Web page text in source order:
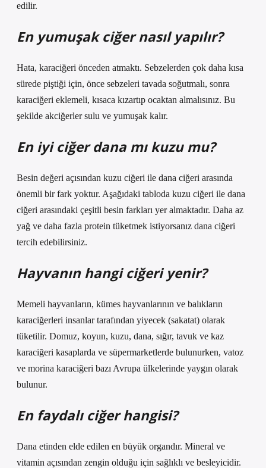
edilir.
En yumuşak ciğer nasıl yapılır?
Hata, karaciğeri önceden atmaktı. Sebzelerden çok daha kısa
sürede piştiği için, önce sebzeleri tavada soğutmalı, sonra
karaciğeri eklemeli, kısaca kızartıp ocaktan almalısınız. Bu
şekilde akciğerler sulu ve yumuşak kalır.
En iyi ciğer dana mı kuzu mu?
Besin değeri açısından kuzu ciğeri ile dana ciğeri arasında
önemli bir fark yoktur. Aşağıdaki tabloda kuzu ciğeri ile dana
ciğeri arasındaki çeşitli besin farkları yer almaktadır. Daha az
yağ ve daha fazla protein tüketmek istiyorsanız dana ciğeri
tercih edebilirsiniz.
Hayvanın hangi ciğeri yenir?
Memeli hayvanların, kümes hayvanlarının ve balıkların
karaciğerleri insanlar tarafından yiyecek (sakatat) olarak
tüketilir. Domuz, koyun, kuzu, dana, sığır, tavuk ve kaz
karaciğeri kasaplarda ve süpermarketlerde bulunurken, vatoz
ve morina karaciğeri bazı Avrupa ülkelerinde yaygın olarak
bulunur.
En faydalı ciğer hangisi?
Dana etinden elde edilen en büyük organdır. Mineral ve
vitamin açısından zengin olduğu için sağlıklı ve besleyicidir.